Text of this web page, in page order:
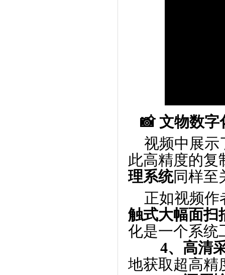
📸 文物数字
视频中展示
此高精度的复
理系统同样至
正如视频作
触式大幅面扫
化是一个系统
4、高清
地获取超高精